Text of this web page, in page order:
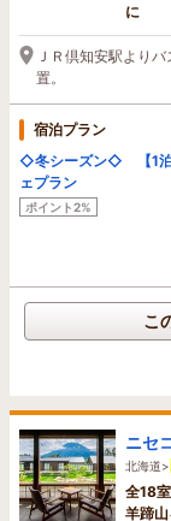
に
ＪＲ倶知安駅より
置。
宿泊プラン
◇冬シーズン◇ 【1泊
ェプラン
ポイント2%
こ
ニセ
北海道>
全18
羊蹄